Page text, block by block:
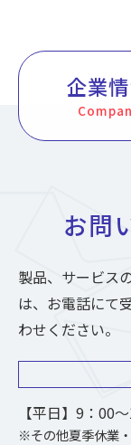
企業
お問
製品、サービス
は、お電話にて
わせください。
【平日】9：00
※その他夏季休業